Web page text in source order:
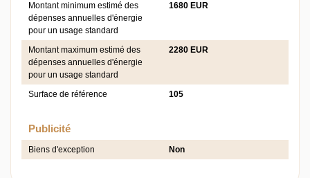
Montant minimum estimé des
dépenses annuelles d'énergie
pour un usage standard
1680 EUR
Montant maximum estimé des
dépenses annuelles d'énergie
pour un usage standard
2280 EUR
Surface de référence 105
Publicité
Biens d'exception Non